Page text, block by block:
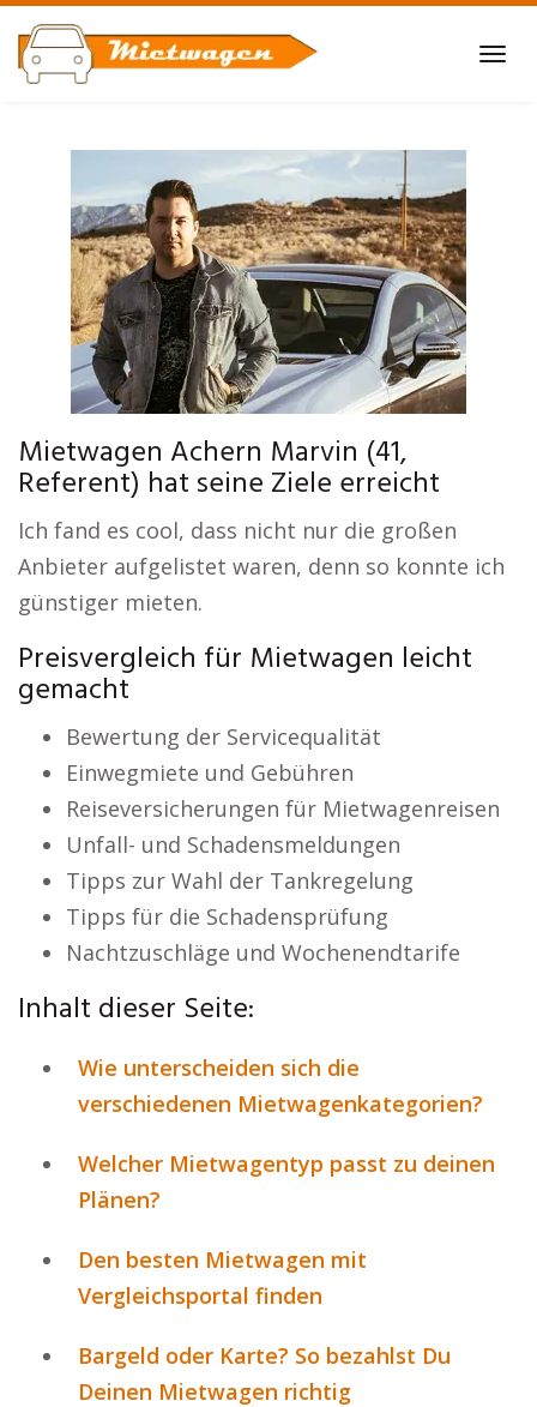
Skip
to
main
Mietwagen Achern Marvin (41,
Referent) hat seine Ziele erreicht
Ich fand es cool, dass nicht nur die großen
Anbieter aufgelistet waren, denn so konnte ich
günstiger mieten.
Preisvergleich für Mietwagen leicht
gemacht
Bewertung der Servicequalität
Einwegmiete und Gebühren
Reiseversicherungen für Mietwagenreisen
Unfall- und Schadensmeldungen
Tipps zur Wahl der Tankregelung
Tipps für die Schadensprüfung
Nachtzuschläge und Wochenendtarife
Inhalt dieser Seite:
Wie unterscheiden sich die
verschiedenen Mietwagenkategorien?
Welcher Mietwagentyp passt zu deinen
Plänen?
Den besten Mietwagen mit
Vergleichsportal finden
Bargeld oder Karte? So bezahlst Du
Deinen Mietwagen richtig